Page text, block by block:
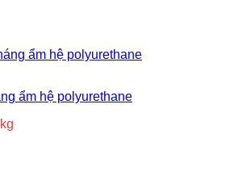
ẩm hệ polyurethane